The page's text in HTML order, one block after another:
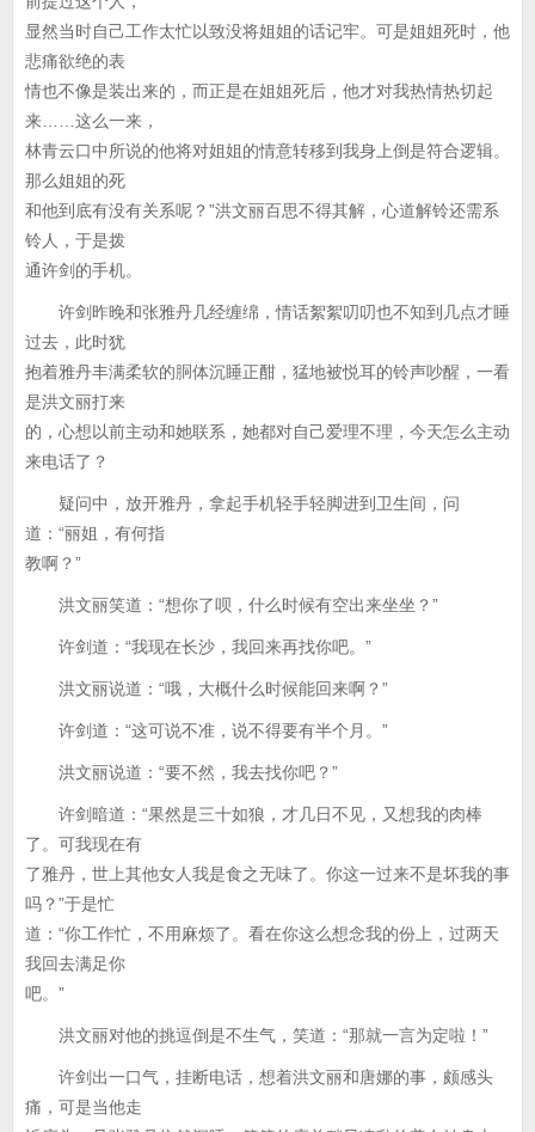
显然当时自己工作太忙以致没将姐姐的话记牢。可是姐姐死时，他
悲痛欲绝的表
情也不像是装出来的，而正是在姐姐死后，他才对我热情热切起
来……这么一来，
林青云口中所说的他将对姐姐的情意转移到我身上倒是符合逻辑。
那么姐姐的死
和他到底有没有关系呢？”洪文丽百思不得其解，心道解铃还需系
铃人，于是拨
通许剑的手机。
许剑昨晚和张雅丹几经缠绵，情话絮絮叨叨也不知到几点才睡
过去，此时犹
抱着雅丹丰满柔软的胴体沉睡正酣，猛地被悦耳的铃声吵醒，一看
是洪文丽打来
的，心想以前主动和她联系，她都对自己爱理不理，今天怎么主动
来电话了？
疑问中，放开雅丹，拿起手机轻手轻脚进到卫生间，问
道：“丽姐，有何指
教啊？”
洪文丽笑道：“想你了呗，什么时候有空出来坐坐？”
许剑道：“我现在长沙，我回来再找你吧。”
洪文丽说道：“哦，大概什么时候能回来啊？”
许剑道：“这可说不准，说不得要有半个月。”
洪文丽说道：“要不然，我去找你吧？”
许剑暗道：“果然是三十如狼，才几日不见，又想我的肉棒
了。可我现在有
了雅丹，世上其他女人我是食之无味了。你这一过来不是坏我的事
吗？”于是忙
道：“你工作忙，不用麻烦了。看在你这么想念我的份上，过两天
我回去满足你
吧。”
洪文丽对他的挑逗倒是不生气，笑道：“那就一言为定啦！”
许剑出一口气，挂断电话，想着洪文丽和唐娜的事，颇感头
痛，可是当他走